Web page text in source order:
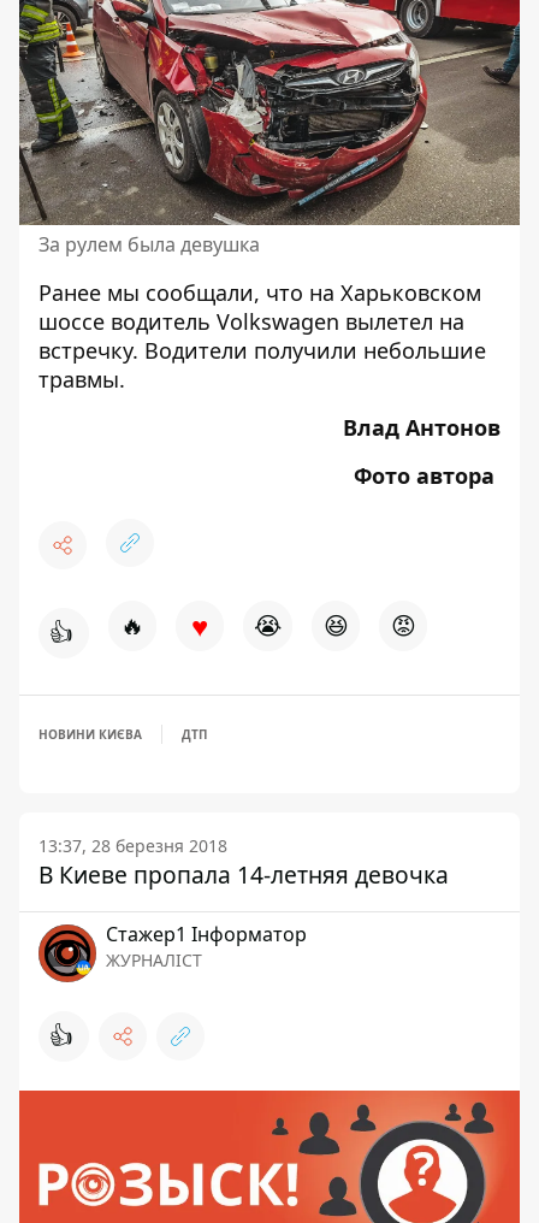
За рулем была девушка
Ранее мы сообщали, что на Харьковском
шоссе водитель Volkswagen вылетел на
встречку. Водители получили небольшие
травмы.
Влад Антонов
Фото автора
👍 🔥 ♥ 😭 😆 😡
НОВИНИ КИЄВА ДТП
13:37, 28 березня 2018
В Киеве пропала 14-летняя девочка
Стажер1 Інформатор
ЖУРНАЛІСТ
👍